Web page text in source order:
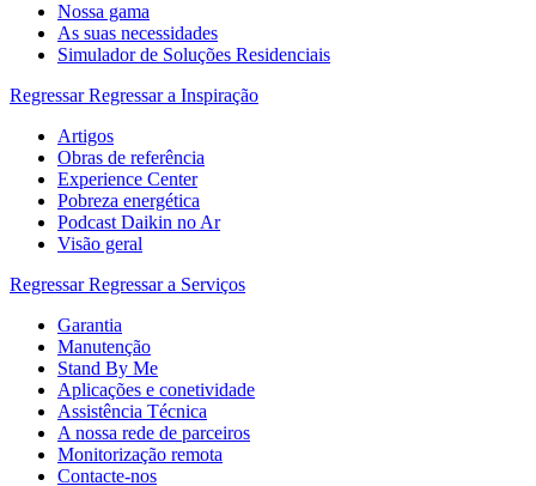
Nossa gama
As suas necessidades
Simulador de Soluções Residenciais
Regressar Regressar a Inspiração
Artigos
Obras de referência
Experience Center
Pobreza energética
Podcast Daikin no Ar
Visão geral
Regressar Regressar a Serviços
Garantia
Manutenção
Stand By Me
Aplicações e conetividade
Assistência Técnica
A nossa rede de parceiros
Monitorização remota
Contacte-nos